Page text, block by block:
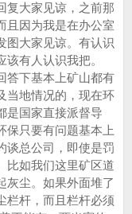
复大家见谅，之前那
且因为我是在办公室
图大家见谅。有认识
有人认识我把。
答下基本上矿山都有
当地情况的，现在环
是国家直接派督导
保只要有问题基本上
谈总公司，即使是罚
比如我们这里矿区道
灰尘。如果外面堆了
栏杆，而且栏杆必须